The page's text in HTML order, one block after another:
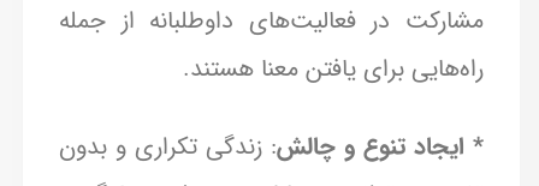
مشارکت در فعالیت‌های داوطلبانه از جمله
راه‌هایی برای یافتن معنا هستند.
* ایجاد تنوع و چالش: زندگی تکراری و بدون